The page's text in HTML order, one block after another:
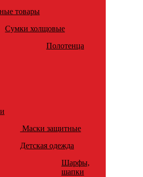
товары
Сумки холщовые
Полотенца
Маски защитные
Детская одежда
Шарфы,
шапки